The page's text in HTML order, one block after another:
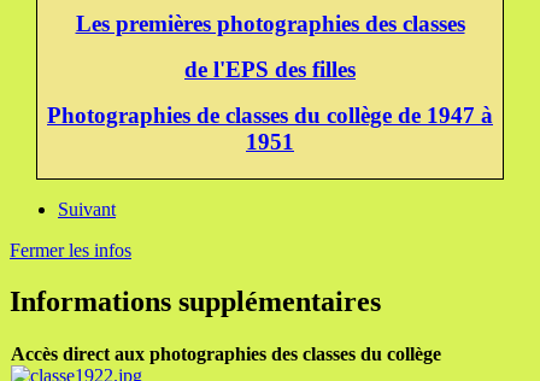
Les premières photographies des classes
de l'EPS des filles
Photographies de classes du collège de 1947 à
1951
Suivant
Fermer les infos
Informations supplémentaires
Accès direct aux photographies des classes du collège